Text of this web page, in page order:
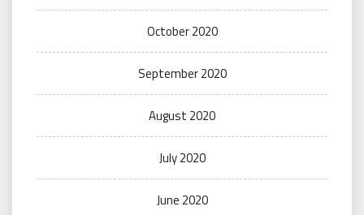
October 2020
September 2020
August 2020
July 2020
June 2020